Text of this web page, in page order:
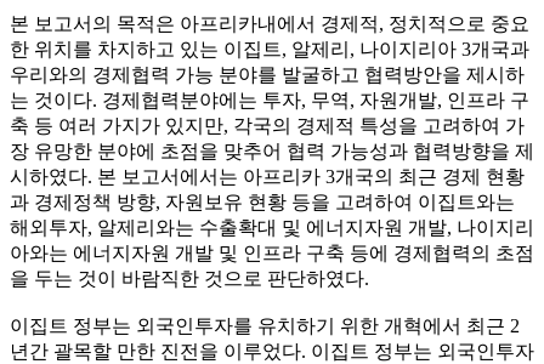
본 보고서의 목적은 아프리카내에서 경제적, 정치적으로 중요
한 위치를 차지하고 있는 이집트, 알제리, 나이지리아 3개국과
우리와의 경제협력 가능 분야를 발굴하고 협력방안을 제시하
는 것이다. 경제협력분야에는 투자, 무역, 자원개발, 인프라 구
축 등 여러 가지가 있지만, 각국의 경제적 특성을 고려하여 가
장 유망한 분야에 초점을 맞추어 협력 가능성과 협력방향을 제
시하였다. 본 보고서에서는 아프리카 3개국의 최근 경제 현황
과 경제정책 방향, 자원보유 현황 등을 고려하여 이집트와는
해외투자, 알제리와는 수출확대 및 에너지자원 개발, 나이지리
아와는 에너지자원 개발 및 인프라 구축 등에 경제협력의 초점
을 두는 것이 바람직한 것으로 판단하였다.
이집트 정부는 외국인투자를 유치하기 위한 개혁에서 최근 2
년간 괄목할 만한 진전을 이루었다. 이집트 정부는 외국인투자